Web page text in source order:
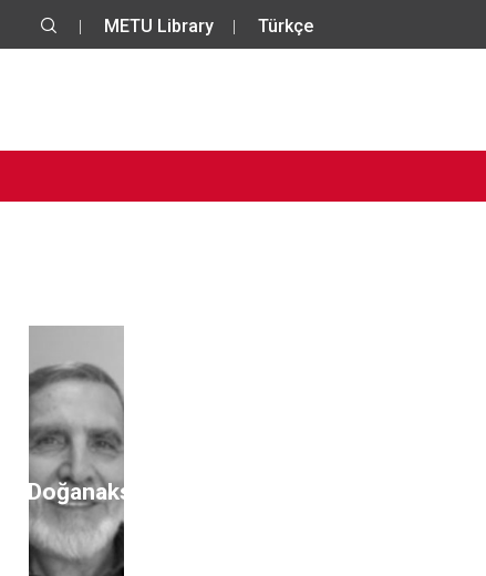
METU Library Türkçe
Ali Doğanaksoy